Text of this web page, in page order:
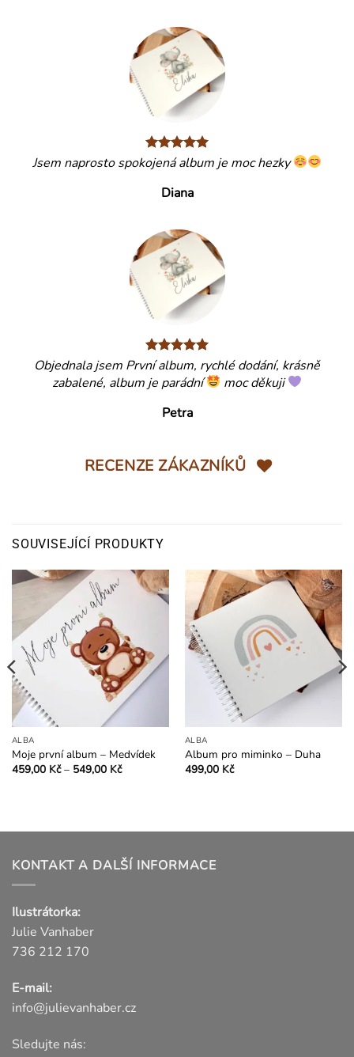
Jsem naprosto spokojená album je moc hezky
Diana
Objednala jsem První album, rychlé dodání, krásně
zabalené, album je parádní
moc děkuji
Petra
RECENZE ZÁKAZNÍKŮ
SOUVISEJÍCÍ PRODUKTY
ALBA
Moje první album – Medvídek
459,00 Kč – 549,00 KčRozpětí
více
Možnosti
lze
na
stránce
produktu
ALBA
Album pro miminko – Duha
499,00 Kč
KONTAKT A DALŠÍ INFORMACE
Ilustrátorka:
Julie Vanhaber
736 212 170
E-mail:
info@julievanhaber.cz
Sledujte nás: